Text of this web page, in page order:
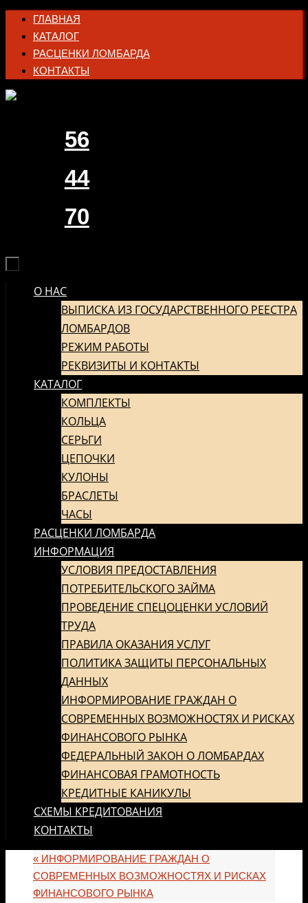
Перейти
содержимому
ГЛАВНАЯ
КАТАЛОГ
РАСЦЕНКИ ЛОМБАРДА
КОНТАКТЫ
56
44
70
ПЕРЕЙТИ
СОДЕРЖИМОМУ
О НАС
ВЫПИСКА ИЗ ГОСУДАРСТВЕННОГО РЕЕСТРА
ЛОМБАРДОВ
РЕЖИМ РАБОТЫ
РЕКВИЗИТЫ И КОНТАКТЫ
КАТАЛОГ
КОМПЛЕКТЫ
КОЛЬЦА
СЕРЬГИ
ЦЕПОЧКИ
КУЛОНЫ
БРАСЛЕТЫ
ЧАСЫ
РАСЦЕНКИ ЛОМБАРДА
ИНФОРМАЦИЯ
УСЛОВИЯ ПРЕДОСТАВЛЕНИЯ
ПОТРЕБИТЕЛЬСКОГО ЗАЙМА
ПРОВЕДЕНИЕ СПЕЦОЦЕНКИ УСЛОВИЙ
ТРУДА
ПРАВИЛА ОКАЗАНИЯ УСЛУГ
ПОЛИТИКА ЗАЩИТЫ ПЕРСОНАЛЬНЫХ
ДАННЫХ
ИНФОРМИРОВАНИЕ ГРАЖДАН О
СОВРЕМЕННЫХ ВОЗМОЖНОСТЯХ И РИСКАХ
ФИНАНСОВОГО РЫНКА
ФЕДЕРАЛЬНЫЙ ЗАКОН О ЛОМБАРДАХ
ФИНАНСОВАЯ ГРАМОТНОСТЬ
КРЕДИТНЫЕ КАНИКУЛЫ
СХЕМЫ КРЕДИТОВАНИЯ
КОНТАКТЫ
« ИНФОРМИРОВАНИЕ ГРАЖДАН О
СОВРЕМЕННЫХ ВОЗМОЖНОСТЯХ И РИСКАХ
ФИНАНСОВОГО РЫНКА